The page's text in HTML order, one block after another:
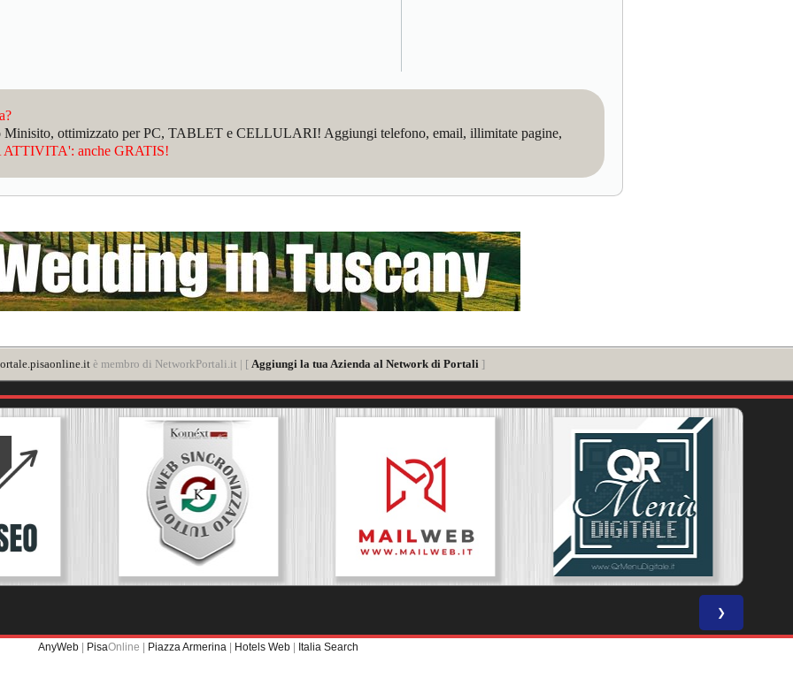
Minisito, ottimizzato per PC, TABLET e CELLULARI! Aggiungi telefono, email, illimitate pagine,
anche GRATIS!
è membro di NetworkPortali.it | [ Aggiungi la tua Azienda al Network di Portali ]
❯
AnyWeb | PisaOnline | Piazza Armerina | Hotels Web | Italia Search